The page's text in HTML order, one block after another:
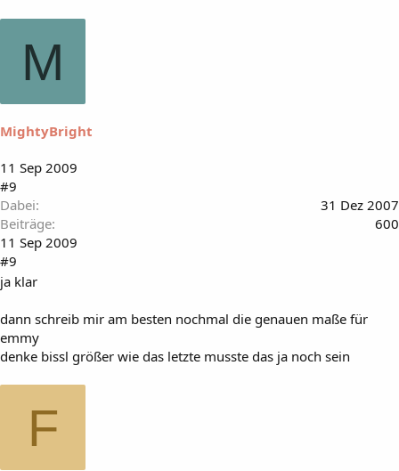
M
MightyBright
11 Sep 2009
#9
Dabei
31 Dez 2007
Beiträge
600
11 Sep 2009
#9
ja klar
dann schreib mir am besten nochmal die genauen maße für
emmy
denke bissl größer wie das letzte musste das ja noch sein
F